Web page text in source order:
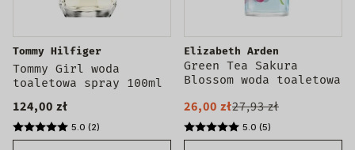
Tommy Hilfiger
Tommy Girl woda
toaletowa spray 100ml
124,00 zł
5.0 (2)
Elizabeth Arden
Green Tea Sakura
Blossom woda toaletowa
26,00 zł27,93 zł
5.0 (5)